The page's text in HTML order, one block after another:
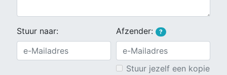
Stuur naar: Afzender: ?
Stuur jezelf een kopie